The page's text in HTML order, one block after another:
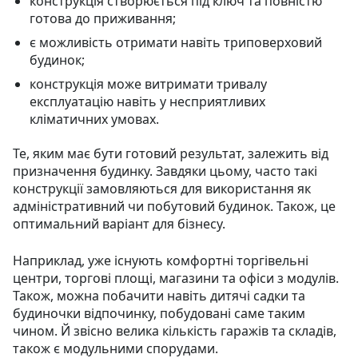
готова до приживання;
є можливість отримати навіть триповерховий
будинок;
конструкція може витримати тривалу
експлуатацію навіть у несприятливих
кліматичних умовах.
Те, яким має бути готовий результат, залежить від
призначення будинку. Завдяки цьому, часто такі
конструкції замовляються для використання як
адміністративний чи побутовий будинок. Також, це
оптимальний варіант для бізнесу.
Наприклад, уже існують комфортні торгівельні
центри, торгові площі, магазини та офіси з модулів.
Також, можна побачити навіть дитячі садки та
будиночки відпочинку, побудовані саме таким
чином. Й звісно велика кількість гаражів та складів,
також є модульними спорудами.